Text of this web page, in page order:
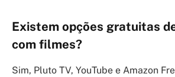
Existem opções gratuitas
com filmes?
Sim, Pluto TV, YouTube e Amazon